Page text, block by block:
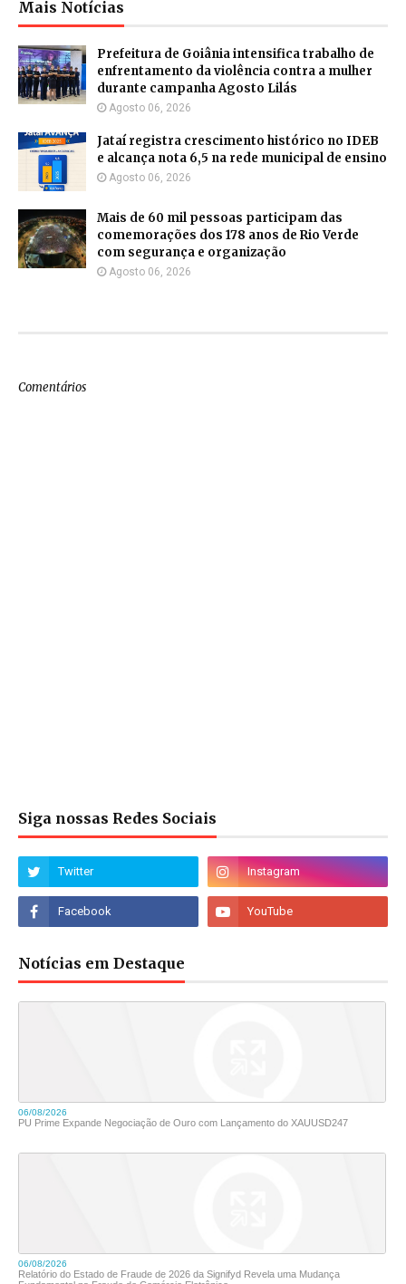
Mais Notícias
Prefeitura de Goiânia intensifica trabalho de
enfrentamento da violência contra a mulher
durante campanha Agosto Lilás
Agosto 06, 2026
Jataí registra crescimento histórico no IDEB
e alcança nota 6,5 na rede municipal de ensino
Agosto 06, 2026
Mais de 60 mil pessoas participam das
comemorações dos 178 anos de Rio Verde
com segurança e organização
Agosto 06, 2026
Comentários
Siga nossas Redes Sociais
Notícias em Destaque